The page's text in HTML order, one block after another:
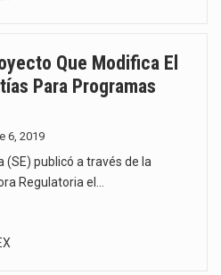
El Departamento de Agricultura de Estados Unidos (USDA) suspendió el 5 de agosto de 2026…
Que Modifica El
Para Programas
6, 2019
(SE) publicó a través de la
Regulatoria el…